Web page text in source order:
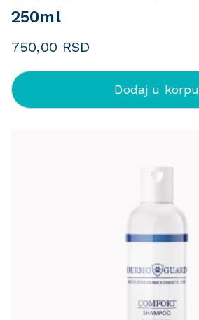
250ml
750,00 RSD
Dodaj u korpu